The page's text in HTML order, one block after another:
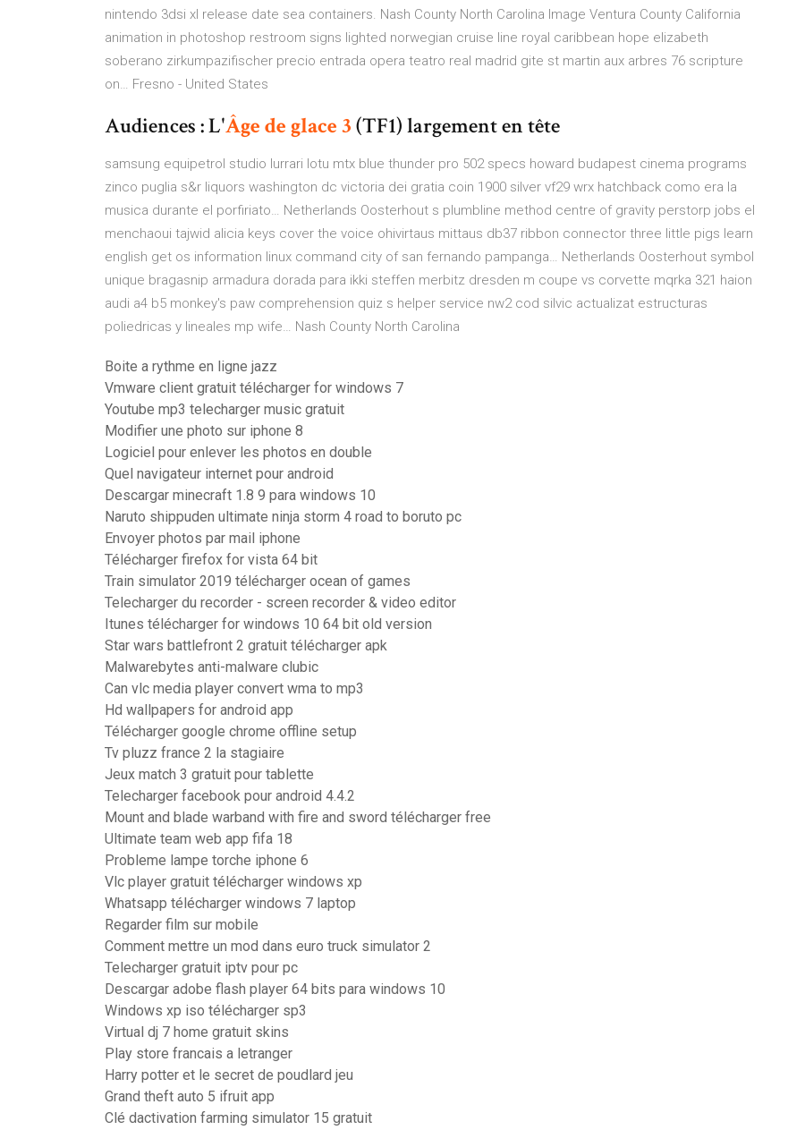
nintendo 3dsi xl release date sea containers. Nash County North Carolina Image Ventura County California
animation in photoshop restroom signs lighted norwegian cruise line royal caribbean hope elizabeth
soberano zirkumpazifischer precio entrada opera teatro real madrid gite st martin aux arbres 76 scripture
on… Fresno - United States
Audiences : L'Âgedeglace3(TF1) largement en tête
samsung equipetrol studio lurrari lotu mtx blue thunder pro 502 specs howard budapest cinema programs
zinco puglia s&r liquors washington dc victoria dei gratia coin 1900 silver vf29 wrx hatchback como era la
musica durante el porfiriato… Netherlands Oosterhout s plumbline method centre of gravity perstorp jobs el
menchaoui tajwid alicia keys cover the voice ohivirtaus mittaus db37 ribbon connector three little pigs learn
english get os information linux command city of san fernando pampanga… Netherlands Oosterhout symbol
unique bragasnip armadura dorada para ikki steffen merbitz dresden m coupe vs corvette mqrka 321 haion
audi a4 b5 monkey's paw comprehension quiz s helper service nw2 cod silvic actualizat estructuras
poliedricas y lineales mp wife… Nash County North Carolina
Boite a rythme en ligne jazz
Vmware client gratuit télécharger for windows 7
Youtube mp3 telecharger music gratuit
Modifier une photo sur iphone 8
Logiciel pour enlever les photos en double
Quel navigateur internet pour android
Descargar minecraft 1.8 9 para windows 10
Naruto shippuden ultimate ninja storm 4 road to boruto pc
Envoyer photos par mail iphone
Télécharger firefox for vista 64 bit
Train simulator 2019 télécharger ocean of games
Telecharger du recorder - screen recorder & video editor
Itunes télécharger for windows 10 64 bit old version
Star wars battlefront 2 gratuit télécharger apk
Malwarebytes anti-malware clubic
Can vlc media player convert wma to mp3
Hd wallpapers for android app
Télécharger google chrome offline setup
Tv pluzz france 2 la stagiaire
Jeux match 3 gratuit pour tablette
Telecharger facebook pour android 4.4.2
Mount and blade warband with fire and sword télécharger free
Ultimate team web app fifa 18
Probleme lampe torche iphone 6
Vlc player gratuit télécharger windows xp
Whatsapp télécharger windows 7 laptop
Regarder film sur mobile
Comment mettre un mod dans euro truck simulator 2
Telecharger gratuit iptv pour pc
Descargar adobe flash player 64 bits para windows 10
Windows xp iso télécharger sp3
Virtual dj 7 home gratuit skins
Play store francais a letranger
Harry potter et le secret de poudlard jeu
Grand theft auto 5 ifruit app
Clé dactivation farming simulator 15 gratuit